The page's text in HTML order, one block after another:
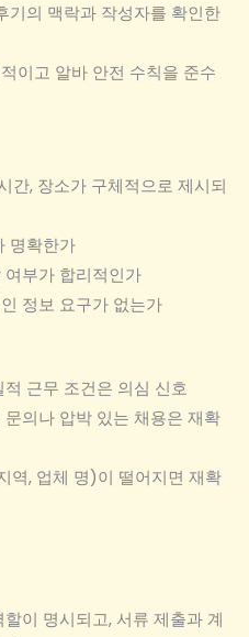
기의 맥락과 작성자를 확인한
이고 알바 안전 수칙을 준수
간, 장소가 구체적으로 제시되
명확한가
부가 합리적인가
정보 요구가 없는가
근무 조건은 의심 신호
의나 압박 있는 채용은 재확
역, 업체 명)이 떨어지면 재확
이 명시되고, 서류 제출과 계